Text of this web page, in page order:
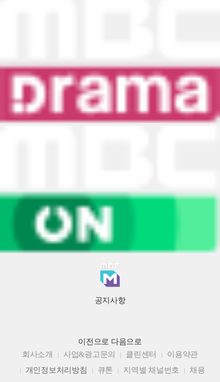
공지사항
이전으로 다음으로
회사소개
사업&광고문의 클린센터
이용약관
개인정보처리방침
큐톤 지역별 채널번호
채용